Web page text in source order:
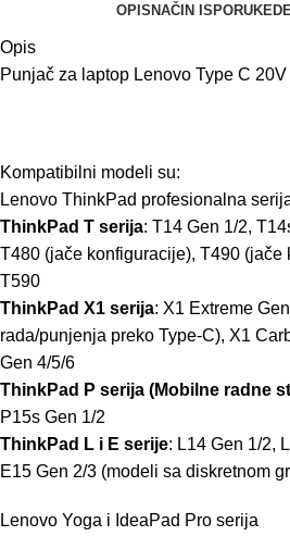
OPIS NAČIN ISPORUKE
Opis
Punjač za laptop Lenovo Type C
Kompatibilni modeli su:
Lenovo ThinkPad profesionalna
ThinkPad T serija: T14 Gen 1/2,
T480 (jače konfiguracije), T490 (jače
T590
ThinkPad X1 serija: X1 Extreme
rada/punjenja preko Type-C), X1
Gen 4/5/6
ThinkPad P serija (Mobilne radne
P15s Gen 1/2
ThinkPad L i E serije: L14 Gen 1/2,
E15 Gen 2/3 (modeli sa diskretnom
Lenovo Yoga i IdeaPad Pro serija